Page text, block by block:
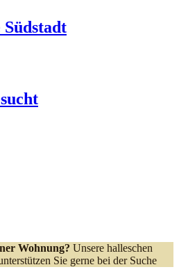
Wohnung? Unsere halleschen
Sie gerne bei der Suche